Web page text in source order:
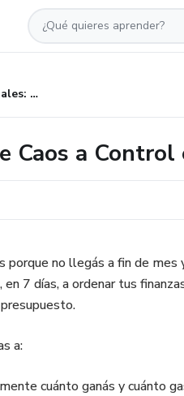
Finanzas Personales: De Caos a Control en 7 Días
Caos a Control
porque no llegás a fin de
en 7 días, a ordenar tus
a:
cuánto ganás y cuánto